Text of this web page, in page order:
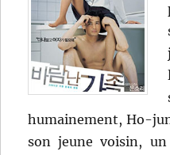
humainement, Ho-
son jeune voisin,